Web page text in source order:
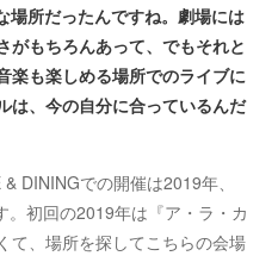
場所だったんですね。劇場には
がもちろんあって、でもそれと
楽も楽しめる場所でのライブに
は、今の自分に合っているんだ
での開催は2019年、
初回の2019年は『ア・ラ・カ
て、場所を探してこちらの会場